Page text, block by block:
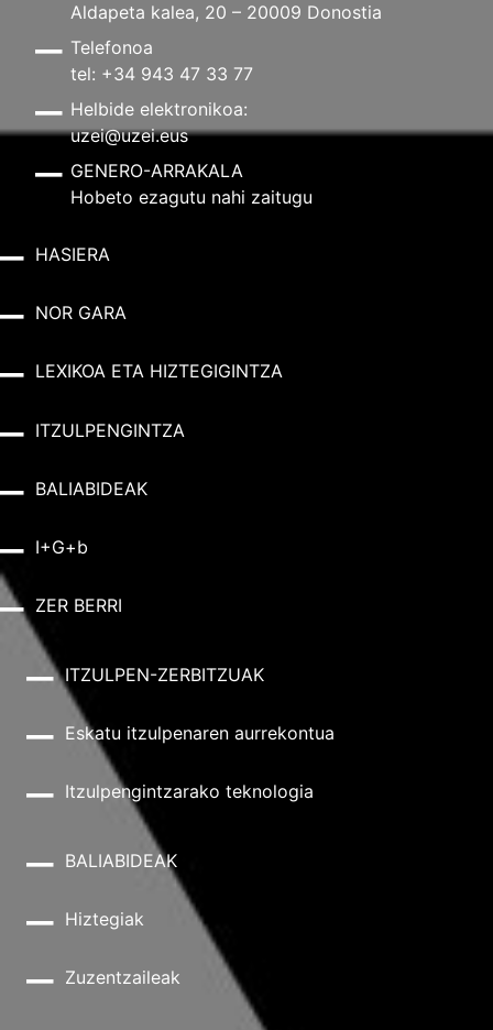
Aldapeta kalea, 20 – 20009 Donostia
Telefonoa
tel: +34 943 47 33 77
Helbide elektronikoa:
uzei@uzei.eus
GENERO-ARRAKALA
Hobeto ezagutu nahi zaitugu
HASIERA
NOR GARA
LEXIKOA ETA HIZTEGIGINTZA
ITZULPENGINTZA
BALIABIDEAK
I+G+b
ZER BERRI
ITZULPEN-ZERBITZUAK
Eskatu itzulpenaren aurrekontua
Itzulpengintzarako teknologia
BALIABIDEAK
Hiztegiak
Zuzentzaileak